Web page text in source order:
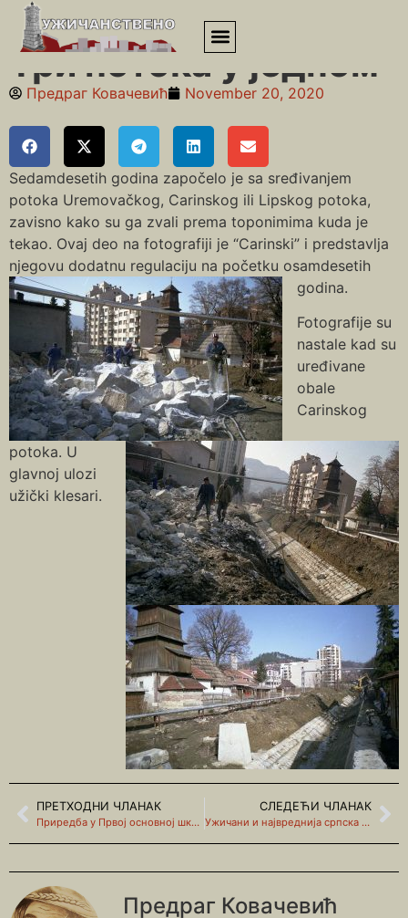
Почетна»Три потока у једном
Три потока у једном
Предраг Ковачевић November 20, 2020
Sedamdesetih godina započelo je sa sređivanjem
potoka Uremovačkog, Carinskog ili Lipskog potoka,
zavisno kako su ga zvali prema toponimima kuda je
tekao. Ovaj deo na fotografiji je “Carinski” i predstavlja
njegovu dodatnu regulaciju na početku osamdesetih
godina.
Fotografije su
nastale kad su
uređivane
obale
Carinskog
potoka. U
glavnoj ulozi
užički klesari.
ПРЕТХОДНИ ЧЛАНАК
Приредба у Првој основној школи 1938.
СЛЕДЕЋИ ЧЛАНАК
Ужичани и највреднија српска реликвија
Предраг Ковачевић